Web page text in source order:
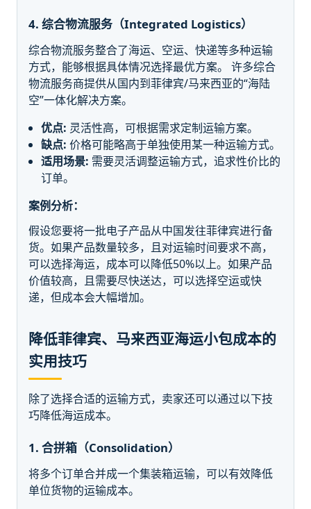
4. 综合物流服务（Integrated Logistics）
综合物流服务整合了海运、空运、快递等多种运输
方式，能够根据具体情况选择最优方案。 许多综合
物流服务商提供从国内到菲律宾/马来西亚的“海陆
空”一体化解决方案。
优点: 灵活性高，可根据需求定制运输方案。
缺点: 价格可能略高于单独使用某一种运输方式。
适用场景: 需要灵活调整运输方式，追求性价比的
订单。
案例分析：
假设您要将一批电子产品从中国发往菲律宾进行备
货。如果产品数量较多，且对运输时间要求不高，
可以选择海运，成本可以降低50%以上。如果产品
价值较高，且需要尽快送达，可以选择空运或快
递，但成本会大幅增加。
降低菲律宾、马来西亚海运小包成本的
实用技巧
除了选择合适的运输方式，卖家还可以通过以下技
巧降低海运成本。
1. 合拼箱（Consolidation）
将多个订单合并成一个集装箱运输，可以有效降低
单位货物的运输成本。